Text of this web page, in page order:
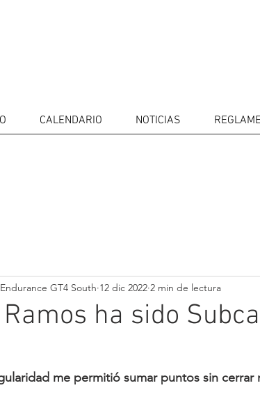
CALENDARIO NOTICIAS
ha sido
GT4 South 12 dic 2022 2 min de lectura
me permitió sumar puntos sin cerrar